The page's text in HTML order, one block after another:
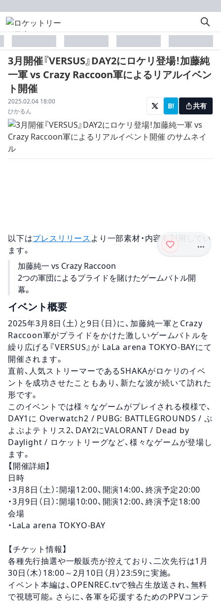
3月開催『VERSUS』DAY2にロケリ登場！加藤純
一軍 vs Crazy Raccoon軍によるリアルイベン
ト開催
配信日
2025.02.04 18:00
著者
ひかるん
B! 共有
...
以下はプレスリリース より一部素材・内容を利用してい
ます。
加藤純一 vs Crazy Raccoon
2つの軍団によるプライドを賭けたゲームバトル開
幕。
イベント概要
2025年3月8日（土）と9日（日）に、加藤純一軍とCrazy
Raccoon軍がプライドをかけた激しいゲームバトルを
繰り広げる『VERSUS』が LaLa arena TOKYO-BAYにて
開催されます。
直前、人気ストリーマーであるSHAKAがロケリのイベ
ントを成功させたこともあり、新たな波が続いて訪れた
形です。
このイベントでは様々なゲームがプレイされる模様で、
DAY1に Overwatch2 / PUBG: BATTLEGROUNDS / ぷ
よぷよテトリス2、DAY2にVALORANT / Dead by
Daylight / ロケットリーグなど、様々なゲームが登場し
ます。
【開催詳細】
日時
・3月8日（土）：開場12:00、開演14:00、終演予定20:00
・3月9日（日）：開場10:00、開演12:00、終演予定18:00
会場
・LaLa arena TOKYO-BAY
【チケット情報】
各種先行抽選や一般販売が控えており、二次先行は1月
30日（木）18:00～2月10日（月）23:59に実施。
イベント本編は、OPENREC.tvで独占生放送され、無料
で視聴可能。さらに、各軍を応援するためのPPVコンテ